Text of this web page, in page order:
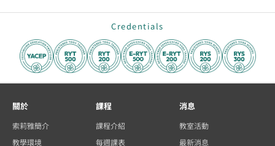
Credentials
關於
索莉雅簡介
教學環境
課程
課程介紹
每週課表
消息
教室活動
最新消息